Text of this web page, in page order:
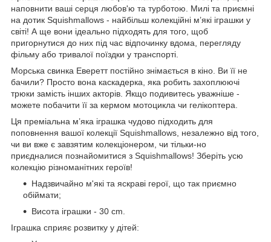
наповнити ваші серця любов'ю та турботою. Милі та приємні
на дотик Squishmallows - найбільш колекційні м’які іграшки у
світі! А ще вони ідеально підходять для того, щоб
пригорнутися до них під час відпочинку вдома, перегляду
фільму або тривалої поїздки у транспорті.
Морська свинка Еверетт постійно знімається в кіно. Ви її не
бачили? Просто вона каскадерка, яка робить захоплюючі
трюки замість інших акторів. Якщо подивитесь уважніше -
можете побачити її за кермом мотоцикла чи гелікоптера.
Ця преміальна м’яка іграшка чудово підходить для
поповнення вашої колекції Squishmallows, незалежно від того,
чи ви вже є завзятим колекціонером, чи тільки-но
приєдналися познайомитися з Squishmallows! Зберіть усю
колекцію різноманітних героїв!
Надзвичайно м'які та яскраві герої, що так приємно
обіймати;
Висота іграшки - 30 cm.
Іграшка сприяє розвитку у дітей: